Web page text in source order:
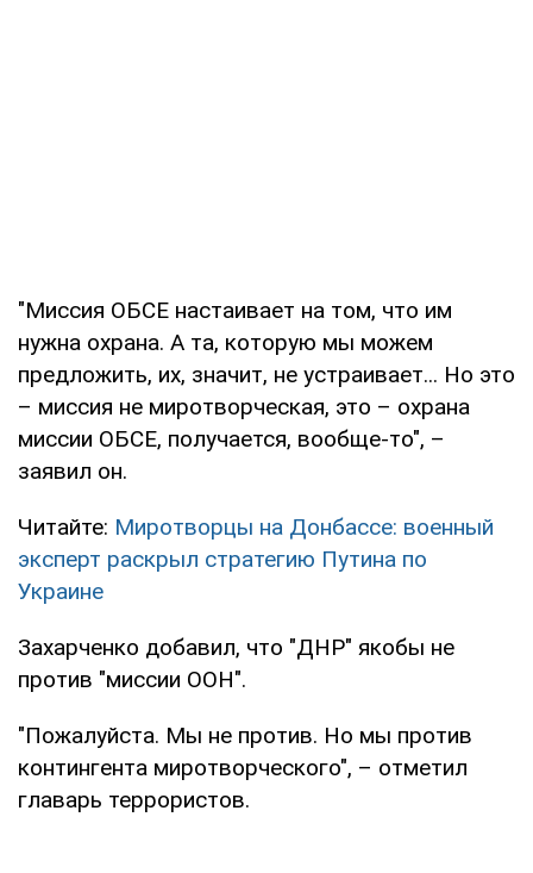
"Миссия ОБСЕ настаивает на том, что им
нужна охрана. А та, которую мы можем
предложить, их, значит, не устраивает... Но это
– миссия не миротворческая, это – охрана
миссии ОБСЕ, получается, вообще-то", –
заявил он.
Читайте: Миротворцы на Донбассе: военный
эксперт раскрыл стратегию Путина по
Украине
Захарченко добавил, что "ДНР" якобы не
против "миссии ООН".
"Пожалуйста. Мы не против. Но мы против
контингента миротворческого", – отметил
главарь террористов.